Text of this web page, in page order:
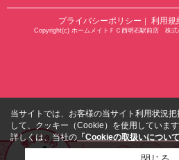
プライバシーポリシー ｜ 利用規
Copyright(c) ホームメイトＦＣ西明石駅前店 株式
当サイトでは、お客様の当サイト利用状況
して、クッキー（Cookie）を使用しています
詳しくは、当社の 「Cookieの取扱いについて